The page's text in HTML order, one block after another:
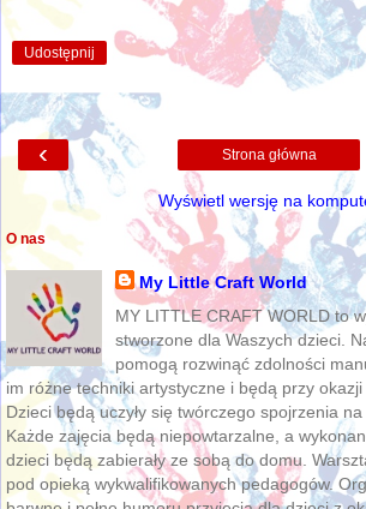
Udostępnij
‹ Strona główna
Wyświetl wersję na
O nas
My Little Craft World
MY LITTLE CRAFT WORLD to
stworzone dla Waszych dzieci.
pomogą rozwinąć zdolności
im różne techniki artystyczne i będą przy
Dzieci będą uczyły się twórczego spojrzenia
Każde zajęcia będą niepowtarzalne, a
dzieci będą zabierały ze sobą do domu.
pod opieką wykwalifikowanych pedagogów.